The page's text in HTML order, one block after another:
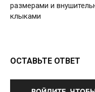
размерами и
клыками
ОСТАВЬТЕ ОТВЕТ